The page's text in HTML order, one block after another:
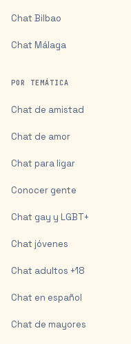
Chat Bilbao
Chat Málaga
POR TEMÁTICA
Chat de amistad
Chat de amor
Chat para ligar
Conocer gente
Chat gay y LGBT+
Chat jóvenes
Chat adultos +18
Chat en español
Chat de mayores